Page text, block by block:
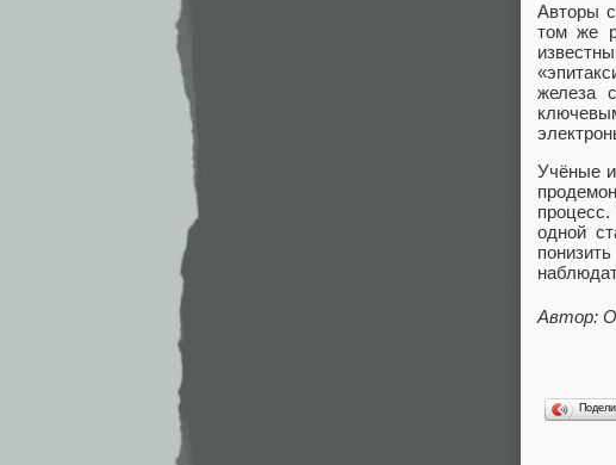
Авторы
том же
железа
Учёные
процесс.
одной
Автор: